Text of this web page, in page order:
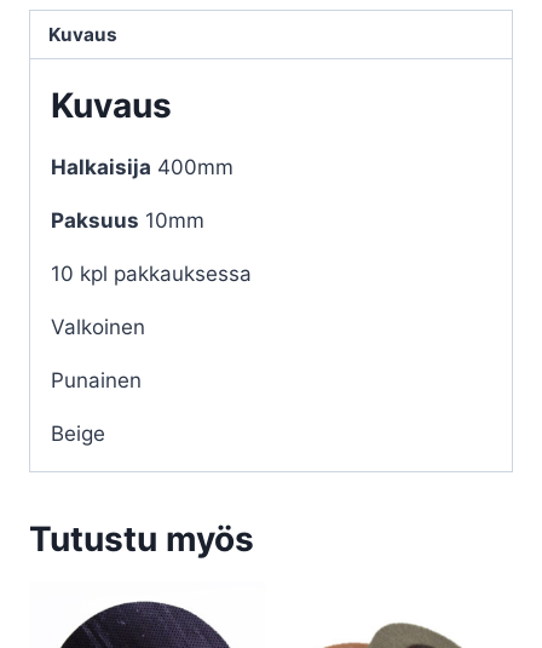
Kuvaus
Kuvaus
Halkaisija 400mm
Paksuus 10mm
10 kpl pakkauksessa
Valkoinen
Punainen
Beige
Tutustu myös